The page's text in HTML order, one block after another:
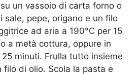
un vassoio di carta forno o
sale, pepe, origano e un filo
ad aria a 190°C per 15
a metà cottura, oppure in
minuti. Frulla tutto insieme
filo di olio. Scola la pasta e